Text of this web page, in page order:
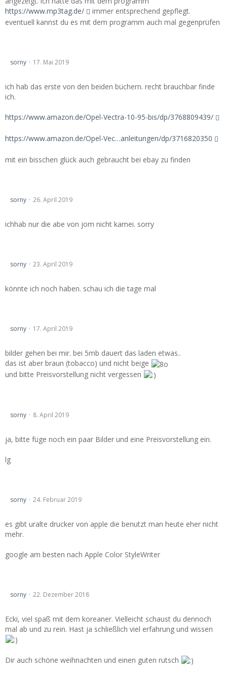
https://www.mp3tag.de/
immer entsprechend gepflegt.
eventuell kannst du es mit dem programm auch mal gegenprüfen
sorny 17. Mai 2019
ich hab das erste von den beiden büchern. recht brauchbar finde
ich.
https://www.amazon.de/Opel-Vectra-10-95-bis/dp/3768809439/
https://www.amazon.de/Opel-Vec…anleitungen/dp/3716820350
mit ein bisschen glück auch gebraucht bei ebay zu finden
sorny 26. April 2019
ichhab nur die abe von jom nicht kamei. sorry
sorny 23. April 2019
könnte ich noch haben. schau ich die tage mal
sorny 17. April 2019
bilder gehen bei mir. bei 5mb dauert das laden etwas..
das ist aber braun (tobacco) und nicht beige
und bitte Preisvorstellung nicht vergessen
sorny 8. April 2019
ja, bitte füge noch ein paar Bilder und eine Preisvorstellung ein.
lg
sorny 24. Februar 2019
es gibt uralte drucker von apple die benutzt man heute eher nicht
mehr.
google am besten nach Apple Color StyleWriter
sorny 22. Dezember 2018
Ecki, viel spaß mit dem koreaner. Vielleicht schaust du dennoch
mal ab und zu rein. Hast ja schließlich viel erfahrung und wissen
Dir auch schöne weihnachten und einen guten rutsch